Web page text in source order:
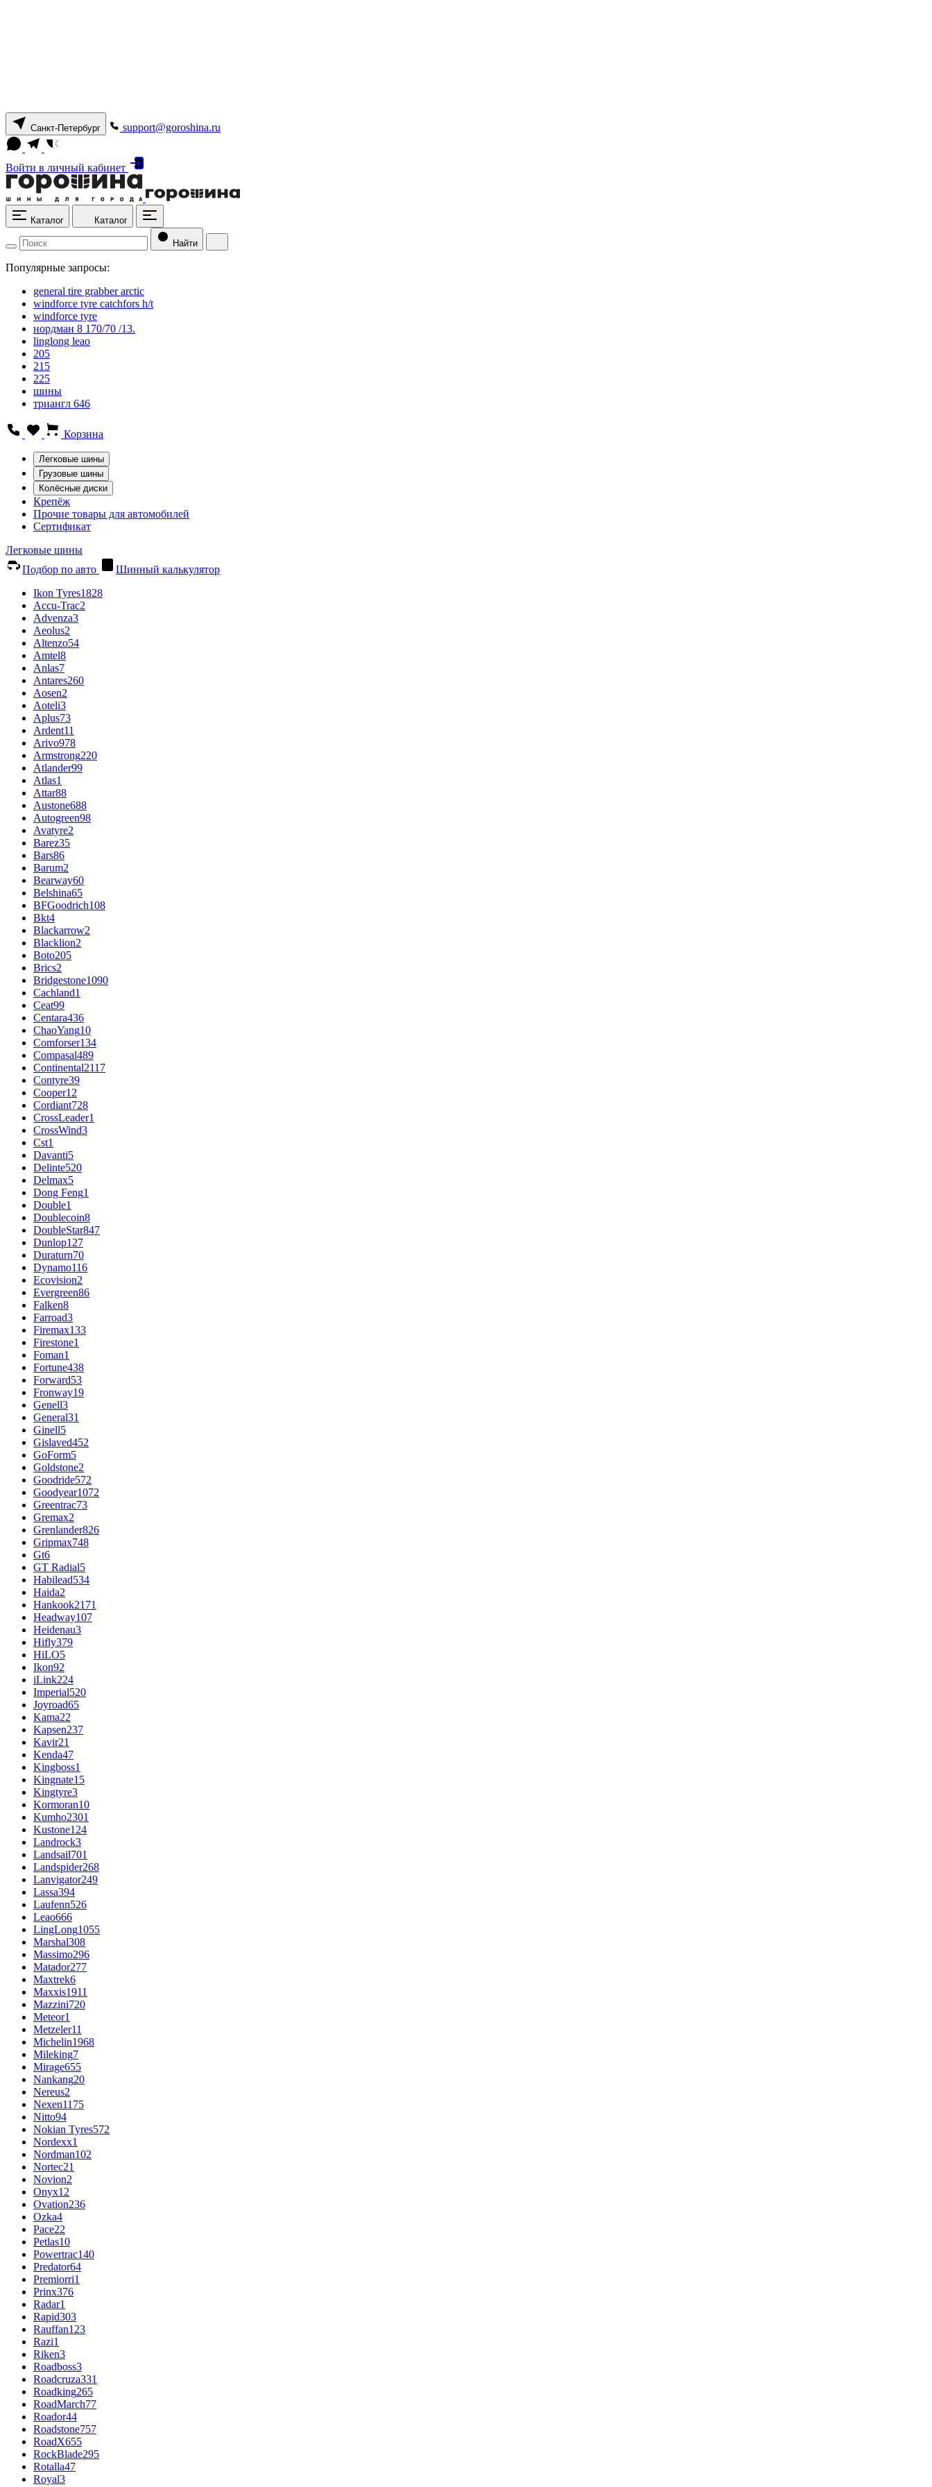
Санкт-Петербург support@goroshina.ru
Войти в личный кабинет
Каталог Каталог
Найти
Популярные запросы:
general tire grabber arctic
windforce tyre catchfors h/t
windforce tyre
нордман 8 170/70 /13.
linglong leao
205
215
225
шины
триангл 646
Корзина
Легковые шины
Грузовые шины
Колёсные диски
Крепёж
Прочие товары для автомобилей
Сертификат
Легковые шины
Подбор по авто
Шинный калькулятор
Ikon Tyres1828
Accu-Trac2
Advenza3
Aeolus2
Altenzo54
Amtel8
Anlas7
Antares260
Aosen2
Aoteli3
Aplus73
Ardent11
Arivo978
Armstrong220
Atlander99
Atlas1
Attar88
Austone688
Autogreen98
Avatyre2
Barez35
Bars86
Barum2
Bearway60
Belshina65
BFGoodrich108
Bkt4
Blackarrow2
Blacklion2
Boto205
Brics2
Bridgestone1090
Cachland1
Ceat99
Centara436
ChaoYang10
Comforser134
Compasal489
Continental2117
Contyre39
Cooper12
Cordiant728
CrossLeader1
CrossWind3
Cst1
Davanti5
Delinte520
Delmax5
Dong Feng1
Double1
Doublecoin8
DoubleStar847
Dunlop127
Duraturn70
Dynamo116
Ecovision2
Evergreen86
Falken8
Farroad3
Firemax133
Firestone1
Foman1
Fortune438
Forward53
Fronway19
Genell3
General31
Ginell5
Gislaved452
GoForm5
Goldstone2
Goodride572
Goodyear1072
Greentrac73
Gremax2
Grenlander826
Gripmax748
Gt6
GT Radial5
Habilead534
Haida2
Hankook2171
Headway107
Heidenau3
Hifly379
HiLO5
Ikon92
iLink224
Imperial520
Joyroad65
Kama22
Kapsen237
Kavir21
Kenda47
Kingboss1
Kingnate15
Kingtyre3
Kormoran10
Kumho2301
Kustone124
Landrock3
Landsail701
Landspider268
Lanvigator249
Lassa394
Laufenn526
Leao666
LingLong1055
Marshal308
Massimo296
Matador277
Maxtrek6
Maxxis1911
Mazzini720
Meteor1
Metzeler11
Michelin1968
Mileking7
Mirage655
Nankang20
Nereus2
Nexen1175
Nitto94
Nokian Tyres572
Nordexx1
Nordman102
Nortec21
Novion2
Onyx12
Ovation236
Ozka4
Pace22
Petlas10
Powertrac140
Predator64
Premiorri1
Prinx376
Radar1
Rapid303
Rauffan123
Razi1
Riken3
Roadboss3
Roadcruza331
Roadking265
RoadMarch77
Roador44
Roadstone757
RoadX655
RockBlade295
Rotalla47
Royal3